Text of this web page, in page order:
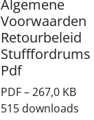
Algemene
Voorwaarden
Retourbeleid
Stufffordrums
Pdf
PDF – 267,0 KB
515 downloads